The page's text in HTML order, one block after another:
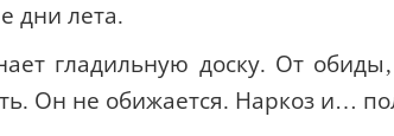
дни лета.
гладильную доску. От
Он не обижается. Наркоз и…